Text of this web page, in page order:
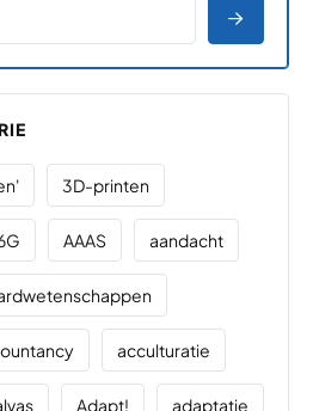
3D-printen
AAAS aandacht
acculturatie
Adapt! adaptatie